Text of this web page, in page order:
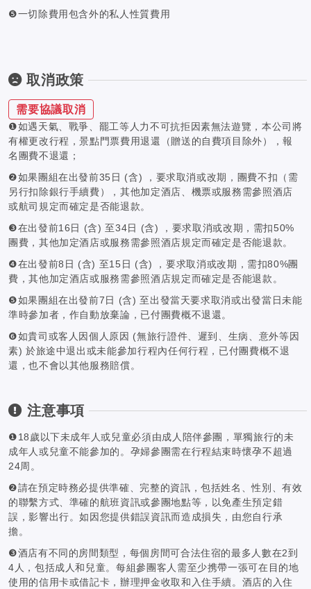
❺一切除費用包含外的私人性質費用
取消政策
需要協議取消
❶如遇天氣、戰爭、罷工等人力不可抗拒因素無法遊覽，本公司將
有權更改行程，景點門票費用退還（贈送的自費項目除外），報
名團費不退還；
❷如果團組在出發前35日 (含) ，要求取消或改期，團費不扣（需
另行扣除銀行手續費），其他加定酒店、機票或服務需參照酒店
或航司規定而確定是否能退款。
❸在出發前16日 (含) 至34日 (含) ，要求取消或改期，需扣50%
團費，其他加定酒店或服務需參照酒店規定而確定是否能退款。
❹在出發前8日 (含) 至15日 (含) ，要求取消或改期，需扣80%團
費，其他加定酒店或服務需參照酒店規定而確定是否能退款。
❺如果團組在出發前7日 (含) 至出發當天要求取消或出發當日未能
準時參加者，作自動放棄論，已付團費概不退還。
❻如貴司或客人因個人原因 (無旅行證件、遲到、生病、意外等因
素) 於旅途中退出或未能參加行程內任何行程，已付團費概不退
還，也不會以其他服務賠償。
注意事項
❶18歲以下未成年人或兒童必須由成人陪伴參團，單獨旅行的未
成年人或兒童不能參加的。孕婦參團需在行程結束時懷孕不超過
24周。
❷請在預定時務必提供準確、完整的資訊，包括姓名、性別、有效
的聯繫方式、準確的航班資訊或參團地點等，以免產生預定錯
誤，影響出行。如因您提供錯誤資訊而造成損失，由您自行承
擔。
❸酒店有不同的房間類型，每個房間可合法住宿的最多人數在2到
4人，包括成人和兒童。每組參團客人需至少携帶一張可在目的地
使用的信用卡或借記卡，辦理押金收取和入住手續。酒店的入住